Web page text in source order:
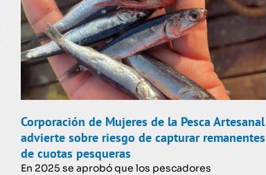
Corporación de Mujeres de la Pesca Artesanal
advierte sobre riesgo de capturar remanentes
de cuotas pesqueras
En 2025 se aprobó que los pescadores